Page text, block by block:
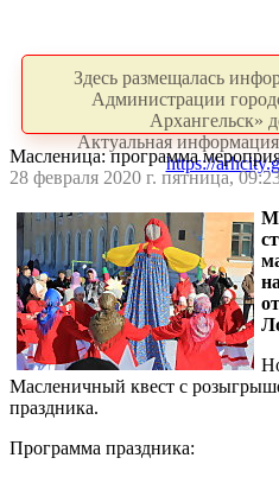
Здесь размещалась
Администрации
Архангельск»
Актуальная
https://
Масленица: программа
28 февраля 2020 г. пятница,
Масленичный квест с
праздника.
Программа праздника: